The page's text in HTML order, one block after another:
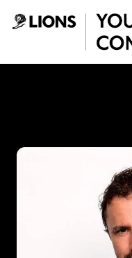
Saltar al contenido principal